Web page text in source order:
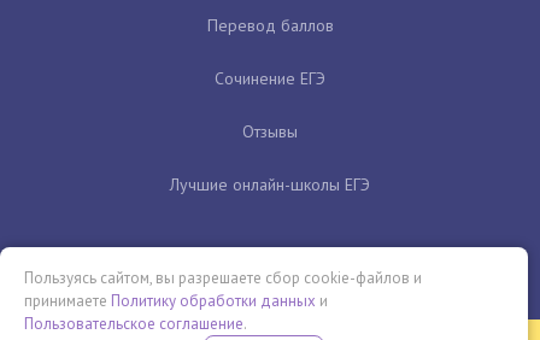
Перевод баллов
Сочинение ЕГЭ
Отзывы
Лучшие онлайн-школы ЕГЭ
Пользуясь сайтом, вы разрешаете сбор cookie-файлов и
принимаете Политику обработки данных и
Пользовательское соглашение.